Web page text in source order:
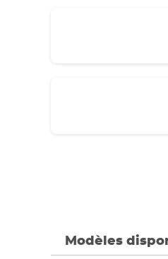
Modèles